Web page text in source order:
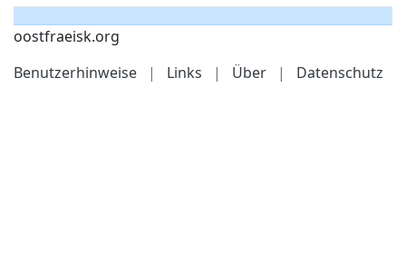
oostfraeisk.org
Benutzerhinweise
| Links | Über | Datenschutz